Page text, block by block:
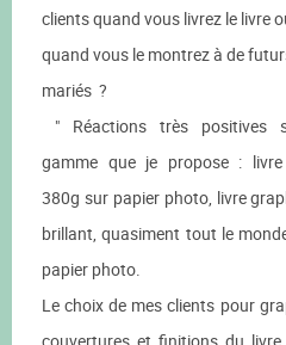
clients quand vous livrez le livre
quand vous le montrez à de
mariés ?
" Réactions très positives
gamme que je propose :
380g sur papier photo, livre
brillant, quasiment tout le
papier photo.
Le choix de mes clients pour